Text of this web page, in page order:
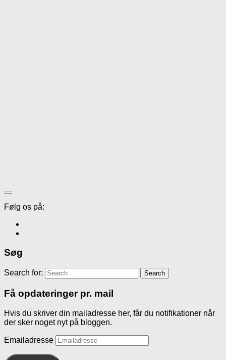
Følg os på:
Søg
Search for:
Få opdateringer pr. mail
Hvis du skriver din mailadresse her, får du notifikationer når
der sker noget nyt på bloggen.
Emailadresse